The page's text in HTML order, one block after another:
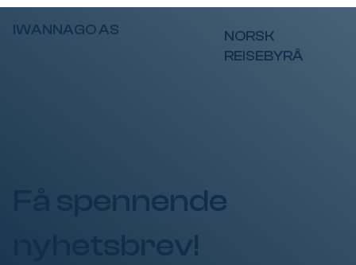
IWANNAGO AS
NORSK
REISEBYRÅ
Få spennende
nyhetsbrev!